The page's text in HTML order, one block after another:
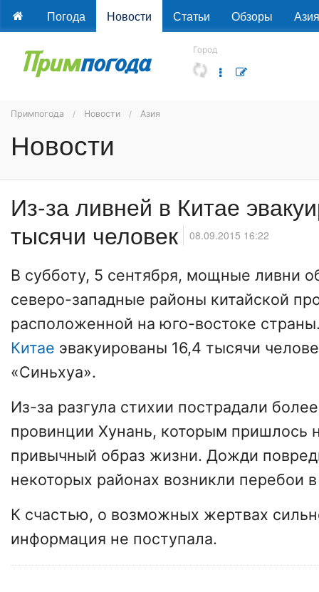
Погода Новости Статьи Обзоры Азия
Город
Примпогода Новости Азия
Новости
Из-за ливней в Китае
тысячи человек
08.09.2015 16:22
В субботу, 5 сентября, мощные ливни
северо-западные районы китайской
расположенной на юго-востоке
Китае эвакуированы 16,4 тысячи
«Cиньхуа».
Из-за разгула стихии пострадали
провинции Хунань, которым пришлось
привычный образ жизни. Дожди
некоторых районах возникли перебои
К счастью, о возможных жертвах
информация не поступала.